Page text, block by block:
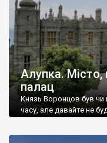
Алупка. Місто,
палац
Князь Воронцов був
часу, але давайте не